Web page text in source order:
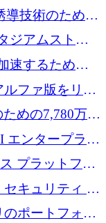
導技術のために
ジアムストリ
速するために
ーロを確保
ファ版をリリ
ド資金を確保
ための7,780万ユ
得
エンタープライ
6,000 万ドル
プラットフォ
A で 1,250 万
セキュリティ プ
万ドルを調達
のポートフォリ